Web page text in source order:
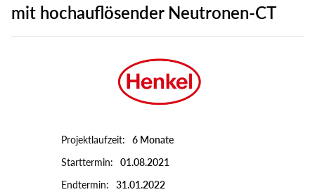
Secondary
mit hochauflösender Neutronen-CT
Projektlaufzeit
6 Monate
Starttermin
01.08.2021
Endtermin
31.01.2022